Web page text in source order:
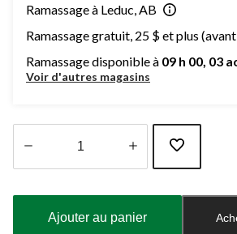
Ramassage à Leduc, AB
Ramassage gratuit, 25 $ et plus
Ramassage disponible à 09 h 00, 03
Voir d'autres magasins
Ajouter au panier